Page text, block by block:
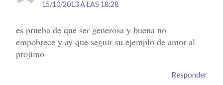
15/10/2013 A LAS 18:28
es prueba de que ser generosa y buena no
empobrece y ay que seguir su ejemplo de amor al
projimo
Responder